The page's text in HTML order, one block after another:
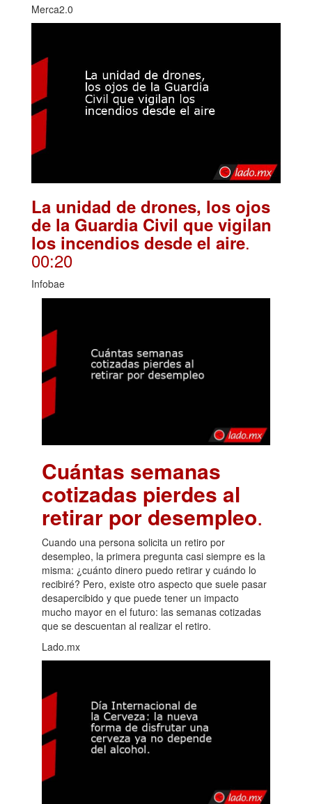
Merca2.0
La unidad de drones, los ojos
de la Guardia Civil que vigilan
los incendios desde el aire.
00:20
Infobae
Cuántas semanas
cotizadas pierdes al
retirar por desempleo.
Cuando una persona solicita un retiro por
desempleo, la primera pregunta casi siempre es la
misma: ¿cuánto dinero puedo retirar y cuándo lo
recibiré? Pero, existe otro aspecto que suele pasar
desapercibido y que puede tener un impacto
mucho mayor en el futuro: las semanas cotizadas
que se descuentan al realizar el retiro.
Lado.mx